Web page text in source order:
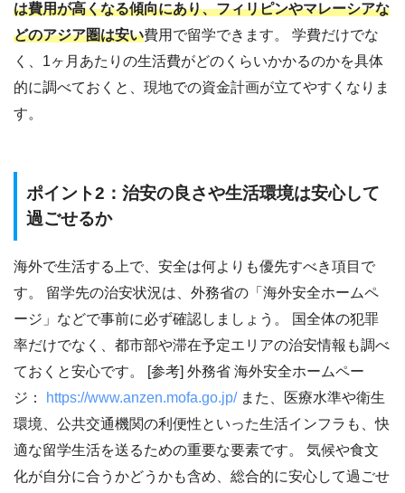
は費用が高くなる傾向にあり、フィリピンやマレーシアな
どのアジア圏は安い費用で留学できます。 学費だけでな
く、1ヶ月あたりの生活費がどのくらいかかるのかを具体
的に調べておくと、現地での資金計画が立てやすくなりま
す。
ポイント2：治安の良さや生活環境は安心して
過ごせるか
海外で生活する上で、安全は何よりも優先すべき項目で
す。 留学先の治安状況は、外務省の「海外安全ホームペ
ージ」などで事前に必ず確認しましょう。 国全体の犯罪
率だけでなく、都市部や滞在予定エリアの治安情報も調べ
ておくと安心です。 [参考] 外務省 海外安全ホームペー
ジ：
https://www.anzen.mofa.go.jp/また、医療水準や衛生
環境、公共交通機関の利便性といった生活インフラも、快
適な留学生活を送るための重要な要素です。 気候や食文
化が自分に合うかどうかも含め、総合的に安心して過ごせ